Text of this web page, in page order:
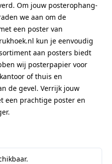
Om jouw posterophang-
we aan om de
een poster van
kun je eenvoudig
aan posters biedt
wij posterpapier voor
of thuis en
de gevel. Verrijk jouw
een prachtige poster en